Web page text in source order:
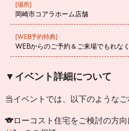
[場所]
岡崎市コアラホーム店舗
[WEB予約特典]
WEBからのご予約＆ご来場でもれな
▼イベント詳細について
当イベントでは、以下のようなご
🐨ローコスト住宅をご検討の方